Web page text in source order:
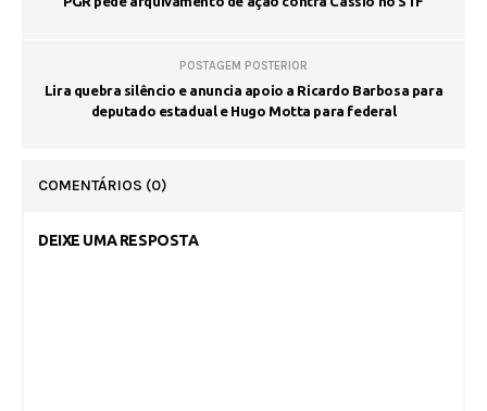
POSTAGEM POSTERIOR
Lira quebra silêncio e anuncia apoio a Ricardo Barbosa para
deputado estadual e Hugo Motta para federal
COMENTÁRIOS (0)
DEIXE UMA RESPOSTA